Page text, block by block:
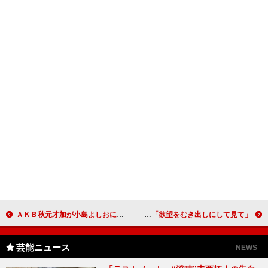
ＡＫＢ秋元才加が小島よしおに喝！ 「第７鉱区」ＰＲイベントにタンクトップ姿で登場 川島なお美と冨樫真が男子禁制のトークショー 「欲望をむき出しにして見て」
芸能ニュース NEWS